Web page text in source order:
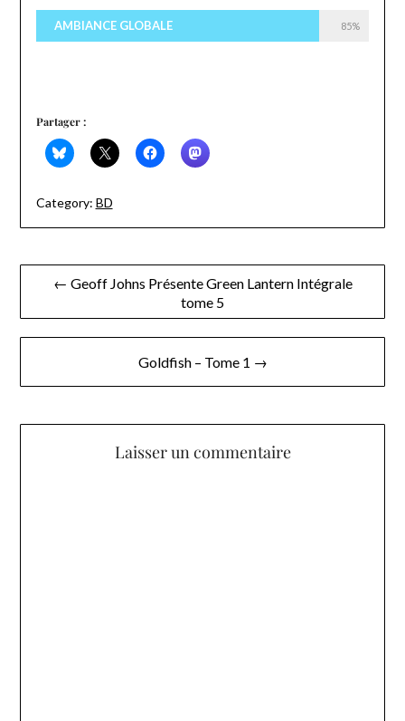
AMBIANCE GLOBALE 85%
Partager :
Category: BD
Navigation
l’article
← Geoff Johns Présente Green Lantern Intégrale
tome 5
Goldfish – Tome 1 →
Laisser un commentaire